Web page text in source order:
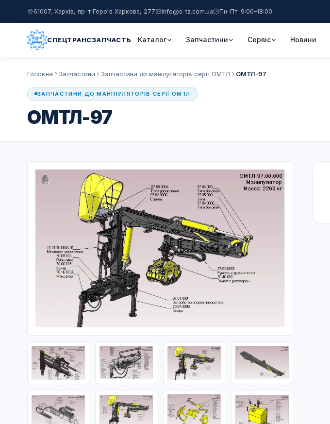
61007, Харків, пр-т Героїв Харкова, 277 info@s-tz.com.ua Пн–Пт: 9:00–18:00
СПЕЦТРАНСЗАПЧАСТЬ Каталог Запчастини Сервіс Новини
Головна Запчастини Запчастини до маніпуляторів серії ОМТЛ ОМТЛ-97
ЗАПЧАСТИНИ ДО МАНІПУЛЯТОРІВ СЕРІЇ ОМТЛ
ОМТЛ-97